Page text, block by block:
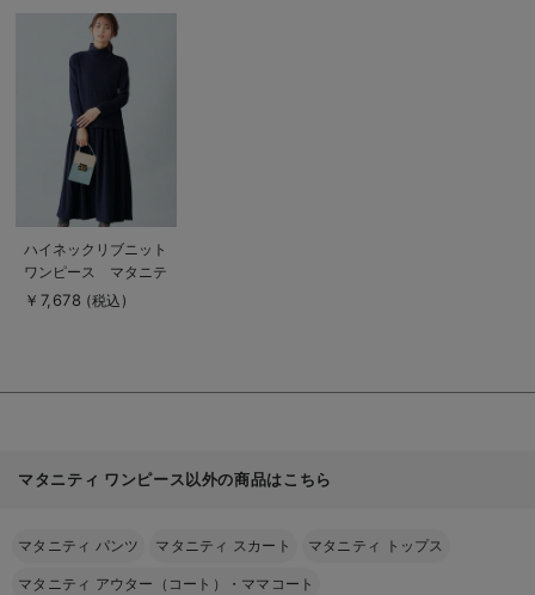
商
品
詳
細
を
ハイネックリブニット
ワンピース マタニテ
ィ・授乳服
￥7,678 (税込)
マタニティ ワンピース以外の商品はこちら
マタニティ パンツ マタニティ スカート マタニティ トップス
マタニティ アウター（コート）・ママコート